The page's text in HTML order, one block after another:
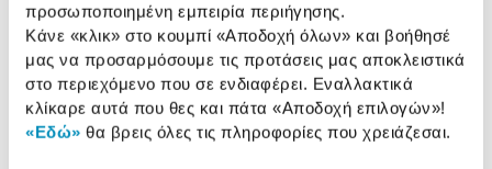
προσωποποιημένη εμπειρία περιήγησης.
Κάνε «κλικ» στο κουμπί «Αποδοχή όλων» και βοήθησέ
μας να προσαρμόσουμε τις προτάσεις μας αποκλειστικά
στο περιεχόμενο που σε ενδιαφέρει. Εναλλακτικά
κλίκαρε αυτά που θες και πάτα «Αποδοχή επιλογών»!
«Εδώ» θα βρεις όλες τις πληροφορίες που χρειάζεσαι.
Μέγ. Αριθμός Σελίδων
Εκτύπωσης:
Κόστος/σελ.: 0,032
Ανακατασκευασμένο: